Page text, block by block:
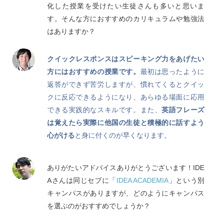
化した授業を受けたい生徒さんも多いと思いま
す。そんな方におすすめのカリキュラムや勉強法
はありますか？
クイックレスポンスはスピーキング力をあげたい
方にはおすすめの授業です。 最初は思ったように
返答ができず苦労しますが、慣れてくるとクイッ
クに反応できるようになり、あらゆる場面に応用
できる実践的なスキルです。また、英語フレーズ
は覚えたら実際に他国の生徒と積極的に話すよう
心がけると身に付くのが早くなります。
ありがたいアドバイスありがとうございます！IDE
Aさんは同じセブに「IDEA ACADEMIA 」という別
キャンパスがありますが、どのようにキャンパス
を選ぶのがおすすめでしょうか？